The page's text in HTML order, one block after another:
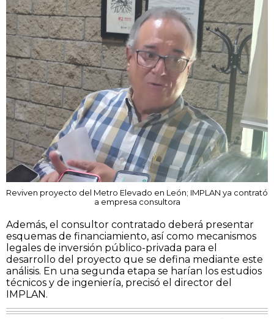
Reviven proyecto del Metro Elevado en León; IMPLAN ya contrató
a empresa consultora
Además, el consultor contratado deberá presentar
esquemas de financiamiento, así como mecanismos
legales de inversión público-privada para el
desarrollo del proyecto que se defina mediante este
análisis. En una segunda etapa se harían los estudios
técnicos y de ingeniería, precisó el director del
IMPLAN.